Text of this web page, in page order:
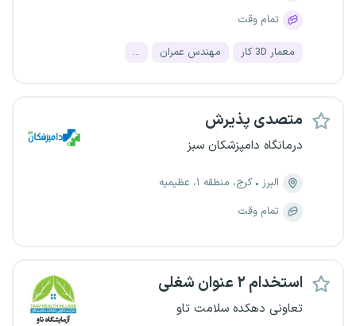
تمام وقت
معمار 3D کار مهندس عمران ...
متصدی پذیرش
درمانگاه دامپزشکان سبز
البرز
کرج، منطقه ۱، عظیمیه
تمام وقت
استخدام ۲ عنوان شغلی
تعاونی دهکده سلامت تاو